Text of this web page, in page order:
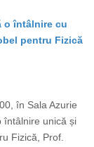
o întâlnire cu
pentru Fizică
în Sala Azurie
întâlnire unică și
Fizică, Prof.